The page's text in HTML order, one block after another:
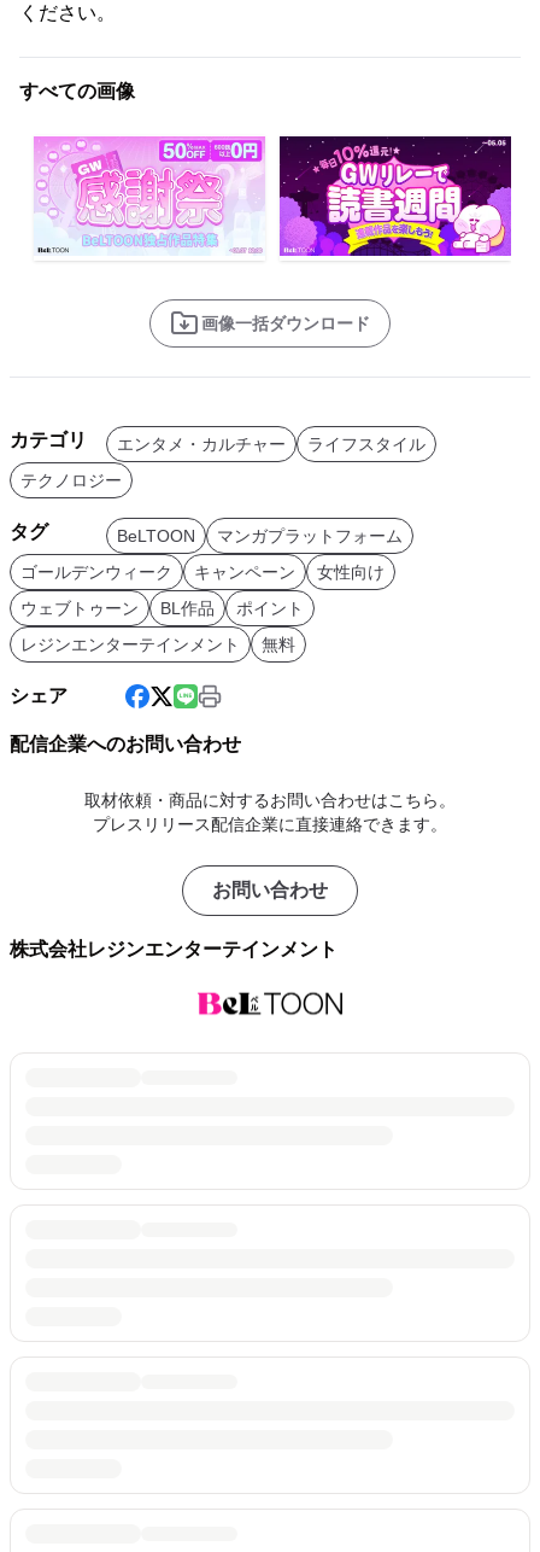
ください。
すべての画像
画像一括ダウンロード
カテゴリ エンタメ・カルチャー
ライフスタイル
テクノロジー
タグ BeLTOON
マンガプラットフォーム
ゴールデンウィーク
キャンペーン
女性向け
ウェブトゥーン
BL作品
ポイント
レジンエンターテインメント
無料
シェア
配信企業へのお問い合わせ
取材依頼・商品に対するお問い合わせはこちら。
プレスリリース配信企業に直接連絡できます。
お問い合わせ
株式会社レジンエンターテインメント